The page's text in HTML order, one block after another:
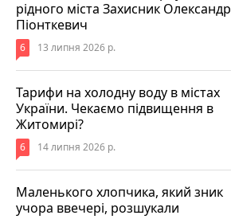
рідного міста Захисник Олександр
Піонткевич
6 13 липня 2026 р.
Тарифи на холодну воду в містах
України. Чекаємо підвищення в
Житомирі?
6 14 липня 2026 р.
Маленького хлопчика, який зник
учора ввечері, розшукали